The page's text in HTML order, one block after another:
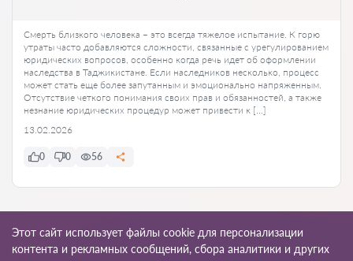
Смерть близкого человека – это всегда тяжелое испытание. К горю
утраты часто добавляются сложности, связанные с урегулированием
юридических вопросов, особенно когда речь идет об оформлении
наследства в Таджикистане. Если наследников несколько, процесс
может стать еще более запутанным и эмоционально напряженным.
Отсутствие четкого понимания своих прав и обязанностей, а также
незнание юридических процедур может привести к […]
13.02.2026
0 0 56
Этот сайт использует файлы cookie для персонализации
контента и рекламных сообщений, сбора аналитики и других